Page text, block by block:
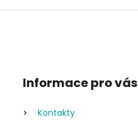
Informace pro vás
Kontakty